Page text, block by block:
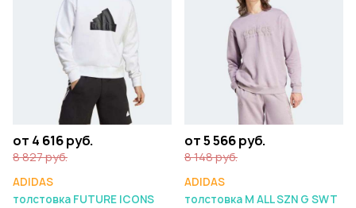
от 4 616 руб.
8 827 руб.
ADIDAS
толстовка FUTURE ICONS
от 5 566 руб.
8 148 руб.
ADIDAS
толстовка M ALL SZN G SWT